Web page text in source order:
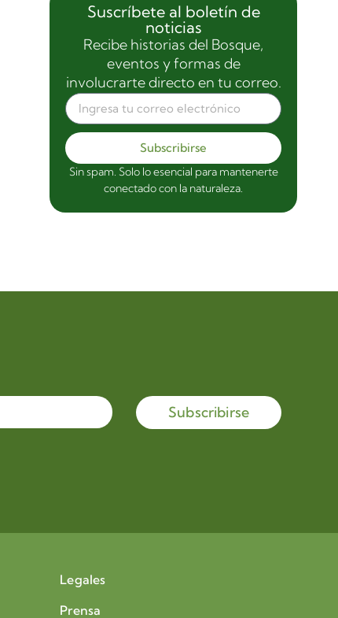
Suscríbete al boletín de
noticias
Recibe historias del Bosque,
eventos y formas de
involucrarte directo en tu correo.
Subscribirse
Sin spam. Solo lo esencial para mantenerte
conectado con la naturaleza.
Subscribirse
Legales
Prensa